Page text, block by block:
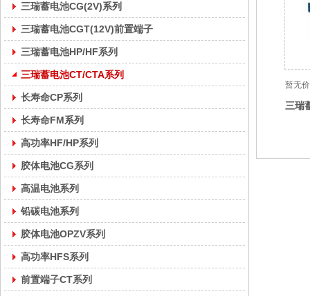
三瑞蓄电池CG(2V)系列
三瑞蓄电池CGT(12V)前置端子
三瑞蓄电池HP/HF系列
三瑞蓄电池CT/CTA系列
长寿命CP系列
长寿命FM系列
高功率HF/HP系列
胶体电池CG系列
高温电池系列
铅碳电池系列
胶体电池OPZV系列
高功率HFS系列
前置端子CT系列
暂无
三瑞